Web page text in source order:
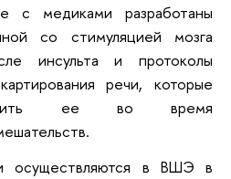
с медиками разработаны
со стимуляцией мозга
инсульта и протоколы
речи, которые
ее во время
осуществляются в ВШЭ в